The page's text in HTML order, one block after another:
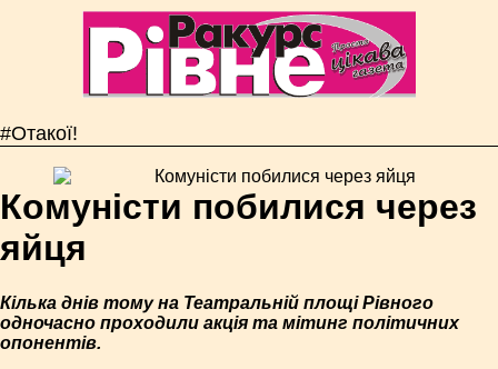
#Отакої!
Комуністи побилися через
яйця
Кілька днів тому на Театральній площі Рівного
одночасно проходили акція та мітинг політичних
опонентів.